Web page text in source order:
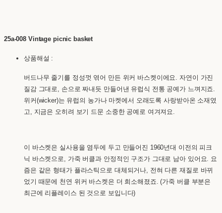
25a-008 Vintage picnic basket
상품해설 :
버드나무 줄기를 정성껏 엮어 만든 위커 바스켓이에요. 자연이 가진
질감 그대로, 손으로 짜내듯 만들어낸 유럽식 전통 공예가 느껴지죠.
위커(wicker)는 유럽의 농가나 마켓에서 오래도록 사랑받아온 소재였
고, 지금은 오히려 보기 드문 소중한 공예로 여겨져요.
이 바스켓은 실사용을 염두에 두고 만들어진 1960년대 이전의 피크
닉 바스켓으로, 가죽 버클과 안정적인 구조가 그대로 남아 있어요. 요
즘은 같은 형태가 플라스틱으로 대체되거나, 전혀 다른 재질로 바뀌
었기 때문에 천연 위커 바스켓은 더 희소해졌죠. (가죽 버클 부분은
최근에 리플레이스 된 것으로 보입니다)